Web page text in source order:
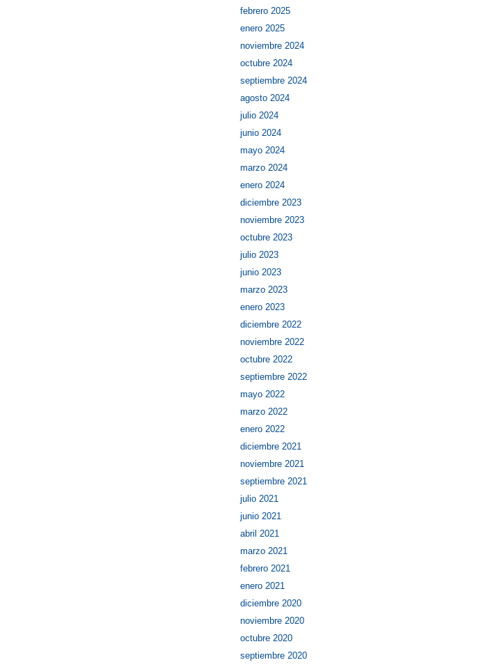
febrero 2025
enero 2025
noviembre 2024
octubre 2024
septiembre 2024
agosto 2024
julio 2024
junio 2024
mayo 2024
marzo 2024
enero 2024
diciembre 2023
noviembre 2023
octubre 2023
julio 2023
junio 2023
marzo 2023
enero 2023
diciembre 2022
noviembre 2022
octubre 2022
septiembre 2022
mayo 2022
marzo 2022
enero 2022
diciembre 2021
noviembre 2021
septiembre 2021
julio 2021
junio 2021
abril 2021
marzo 2021
febrero 2021
enero 2021
diciembre 2020
noviembre 2020
octubre 2020
septiembre 2020